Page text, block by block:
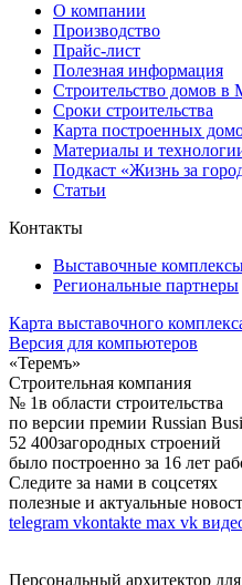
О компании
Производство
Прайс-лист
Полезная информация
Строительство домов в
Сроки строительства
Карта построенных
Материалы и
Подкаст «Жизнь за
Статьи
Контакты
Выставочные
Региональные партнеры
Карта выставочного
Версия для компьютеров
«Теремъ»
Строительная компания
№ 1в области строительства
по версии премии Russian
52 400загородных строений
было построенно за 16 лет
Следите за нами в соцсетях
полезные и актуальные
telegram vkontakte max vk
Персональный архитектор